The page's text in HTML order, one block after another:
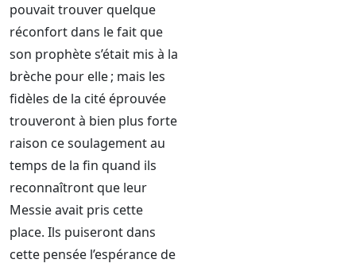
pouvait trouver quelque
réconfort dans le fait que
son prophète s’était mis à la
brèche pour elle ; mais les
fidèles de la cité éprouvée
trouveront à bien plus forte
raison ce soulagement au
temps de la fin quand ils
reconnaîtront que leur
Messie avait pris cette
place. Ils puiseront dans
cette pensée l’espérance de